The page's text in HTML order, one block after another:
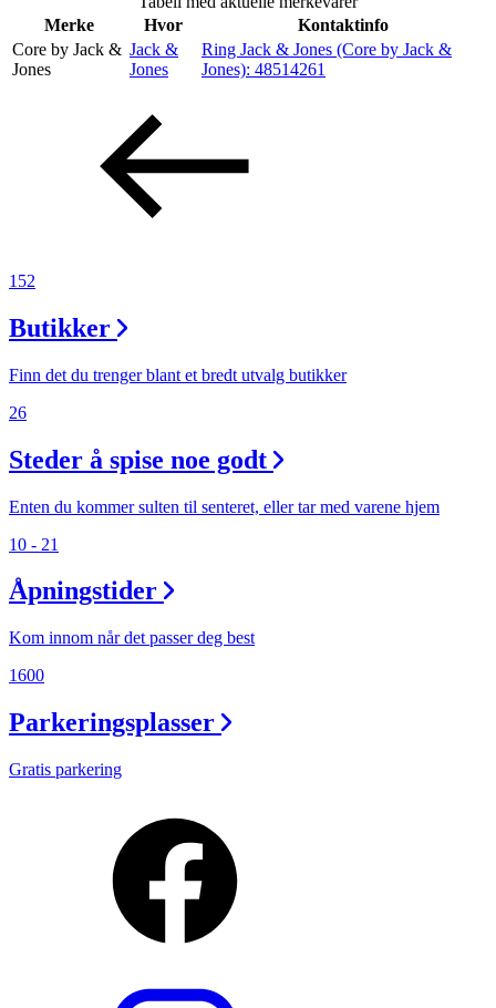
Inspirasjon
Åpningstider
Ledige stillinger
Magasin
Merke
Hvor
Kontaktinfo
Core by Jack &
Jones
Jack &
Jones
Ring Jack & Jones (Core by Jack &
Jones): 48514261
152
Butikker
Finn det du trenger blant et bredt utvalg butikker
26
Steder å spise noe godt
Enten du kommer sulten til senteret, eller tar med varene hjem
10 - 21
Åpningstider
Kom innom når det passer deg best
1600
Parkeringsplasser
Gratis parkering